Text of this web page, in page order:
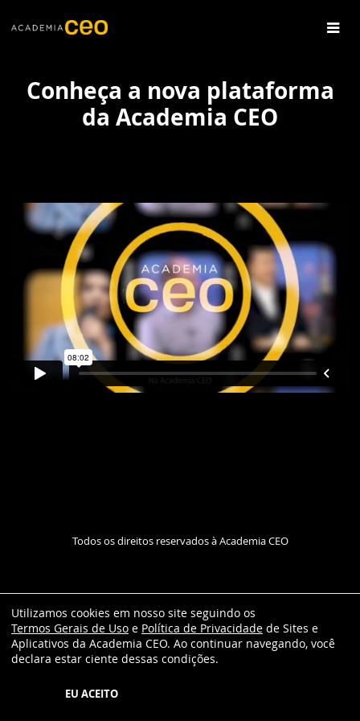
Conheça a nova plataforma
da Academia CEO
Todos os direitos reservados à Academia CEO
Utilizamos cookies em nosso site seguindo os
Termos Gerais de Uso e Política de Privacidade de Sites e
Aplicativos da Academia CEO. Ao continuar navegando, você
declara estar ciente dessas condições.
EU ACEITO